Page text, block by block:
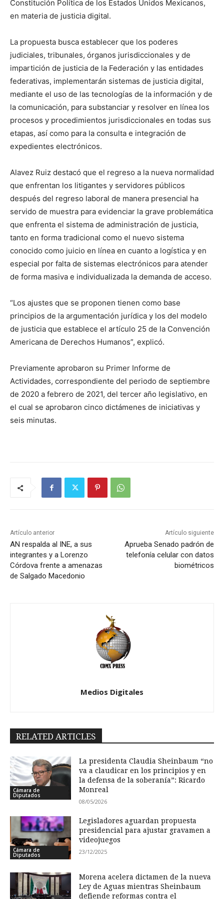
Constitución Política de los Estados Unidos Mexicanos,
en materia de justicia digital.
La propuesta busca establecer que los poderes
judiciales, tribunales, órganos jurisdiccionales y de
impartición de justicia de la Federación y las entidades
federativas, implementarán sistemas de justicia digital,
mediante el uso de las tecnologías de la información y de
la comunicación, para substanciar y resolver en línea los
procesos y procedimientos jurisdiccionales en todas sus
etapas, así como para la consulta e integración de
expedientes electrónicos.
Alavez Ruiz destacó que el regreso a la nueva normalidad
que enfrentan los litigantes y servidores públicos
después del regreso laboral de manera presencial ha
servido de muestra para evidenciar la grave problemática
que enfrenta el sistema de administración de justicia,
tanto en forma tradicional como el nuevo sistema
conocido como juicio en línea en cuanto a logística y en
especial por falta de sistemas electrónicos para atender
de forma masiva e individualizada la demanda de acceso.
“Los ajustes que se proponen tienen como base
principios de la argumentación jurídica y los del modelo
de justicia que establece el artículo 25 de la Convención
Americana de Derechos Humanos”, explicó.
Previamente aprobaron su Primer Informe de
Actividades, correspondiente del periodo de septiembre
de 2020 a febrero de 2021, del tercer año legislativo, en
el cual se aprobaron cinco dictámenes de iniciativas y
seis minutas.
Artículo anterior
AN respalda al INE, a sus
integrantes y a Lorenzo
Córdova frente a amenazas
de Salgado Macedonio
Artículo siguiente
Aprueba Senado padrón de
telefonía celular con datos
biométricos
Medios Digitales
RELATED ARTICLES
Cámara de
Diputados
La presidenta Claudia Sheinbaum “no
va a claudicar en los principios y en
la defensa de la soberanía”: Ricardo
Monreal
08/05/2026
Cámara de
Diputados
Legisladores aguardan propuesta
presidencial para ajustar gravamen a
videojuegos
23/12/2025
Morena acelera dictamen de la nueva
Ley de Aguas mientras Sheinbaum
defiende reformas contra el